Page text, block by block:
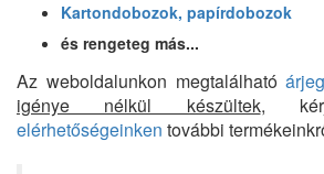
Kartondobozok, papírdobozok
és rengeteg más...
Az weboldalunkon megtalálható
igénye nélkül készültek,
elérhetőségeinken további